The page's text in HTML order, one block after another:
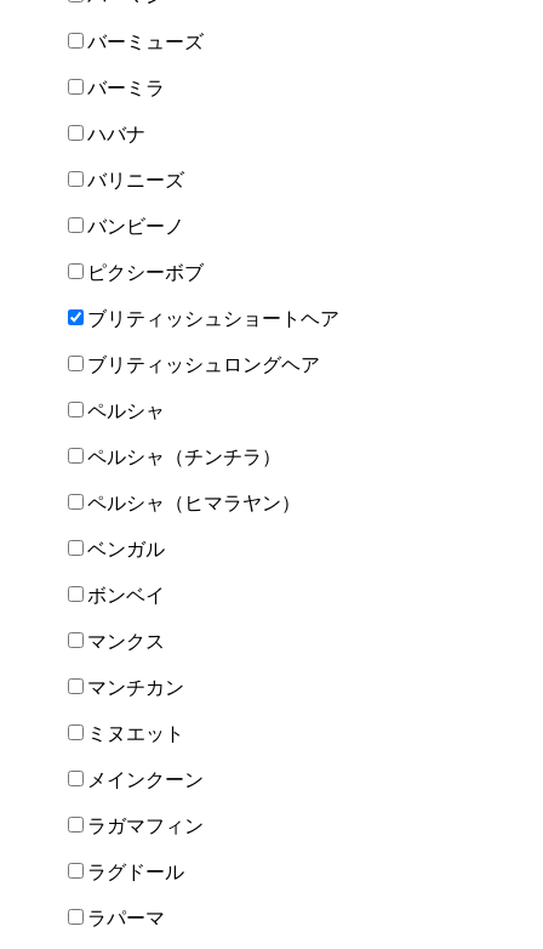
バーミューズ
バーミラ
ハバナ
バリニーズ
バンビーノ
ピクシーボブ
ブリティッシュショートヘア
ブリティッシュロングヘア
ペルシャ
ペルシャ（チンチラ）
ペルシャ（ヒマラヤン）
ベンガル
ボンベイ
マンクス
マンチカン
ミヌエット
メインクーン
ラガマフィン
ラグドール
ラパーマ